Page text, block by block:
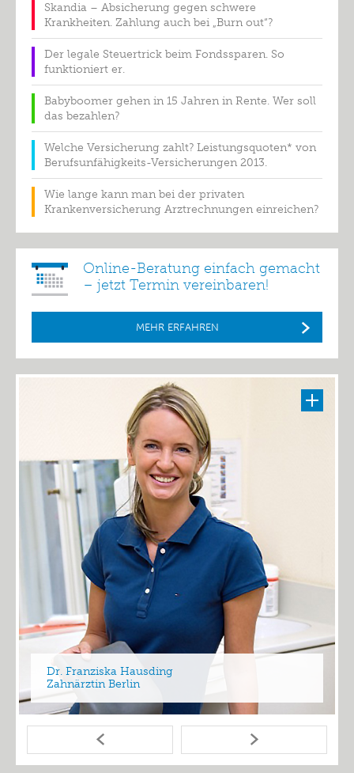
Skandia – Absicherung gegen schwere
Krankheiten. Zahlung auch bei „Burn out“?
Der legale Steuertrick beim Fondssparen. So
funktioniert er.
Babyboomer gehen in 15 Jahren in Rente. Wer soll
das bezahlen?
Welche Versicherung zahlt? Leistungsquoten* von
Berufsunfähigkeits-Versicherungen 2013.
Wie lange kann man bei der privaten
Krankenversicherung Arztrechnungen einreichen?
Online-Beratung einfach gemacht
– jetzt Termin vereinbaren!
MEHR ERFAHREN
Dr. Franziska Hausding
Zahnärztin Berlin